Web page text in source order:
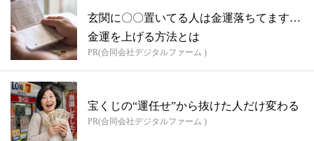
玄関に〇〇置いてる人は金運落ちてます…
金運を上げる方法とは
PR(合同会社デジタルファーム )
宝くじの“運任せ”から抜けた人だけ変わる
PR(合同会社デジタルファーム )